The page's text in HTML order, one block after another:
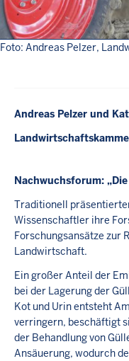
Foto: Andreas Pelzer,
Andreas Pelzer und
Nachwuchsforum:
Traditionell
Wissenschaftler ihre
Forschungsansätze zur
Landwirtschaft.
Ein großer Anteil der
bei der Lagerung der
Kot und Urin entsteht
verringern, beschäftigt
der Behandlung von
Ansäuerung, wodurch